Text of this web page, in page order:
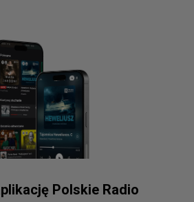
Polskie Radio